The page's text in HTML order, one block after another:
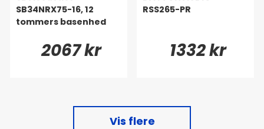
SB34NRX75-16, 12
tommers basenhed
2067 kr
RSS265-PR
1332 kr
Vis flere